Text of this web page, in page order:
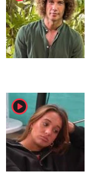
player2